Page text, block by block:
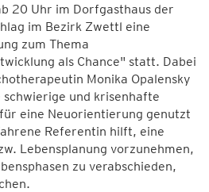
20 Uhr im Dorfgasthaus der
im Bezirk Zwettl eine
zum Thema
als Chance" statt. Dabei
Monika Opalensky
schwierige und krisenhafte
eine Neuorientierung genutzt
Referentin hilft, eine
Lebensplanung vorzunehmen,
zu verabschieden,